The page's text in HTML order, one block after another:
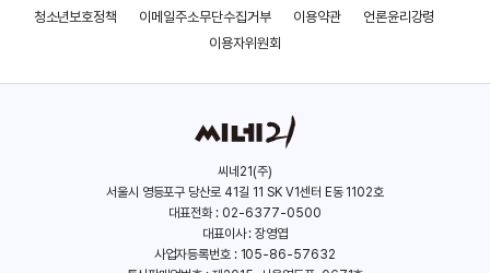
스파이 게임 앤트맨
청소년보호정책
이메일주소무단수집거부 이용약관
언론윤리강령
이용자위원회
씨네21(주)
서울시 영등포구 당산로 41길 11 SK V1센터 E동 1102호
대표전화 : 02-6377-0500
대표이사 : 장영엽
사업자등록번호 : 105-86-57632